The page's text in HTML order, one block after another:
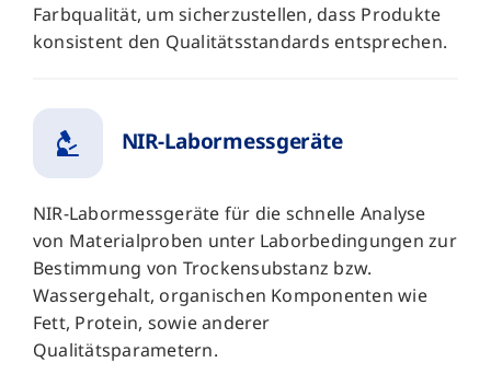
Farbqualität, um sicherzustellen, dass Produkte
konsistent den Qualitätsstandards entsprechen.
NIR-Labormessgeräte
NIR-Labormessgeräte für die schnelle Analyse
von Materialproben unter Laborbedingungen zur
Bestimmung von Trockensubstanz bzw.
Wassergehalt, organischen Komponenten wie
Fett, Protein, sowie anderer
Qualitätsparametern.